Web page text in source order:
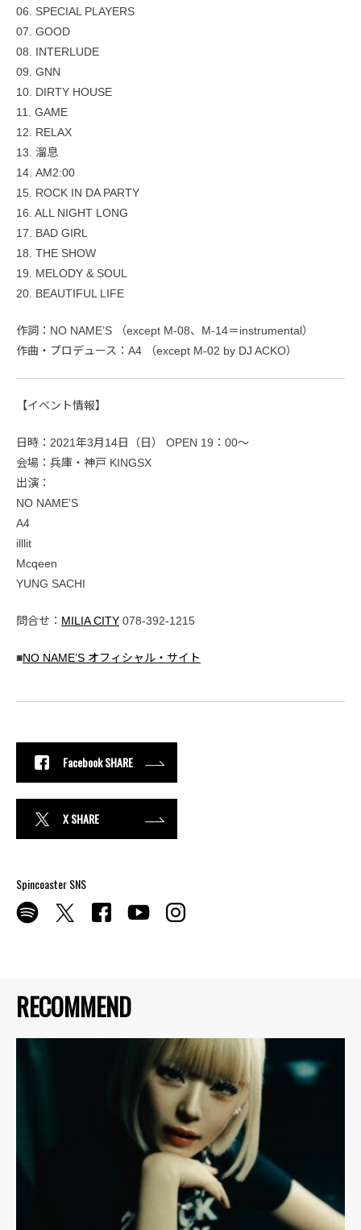
RECOMMEND
06. SPECIAL PLAYERS
07. GOOD
08. INTERLUDE
09. GNN
10. DIRTY HOUSE
11. GAME
12. RELAX
13. 溜息
14. AM2:00
15. ROCK IN DA PARTY
16. ALL NIGHT LONG
17. BAD GIRL
18. THE SHOW
19. MELODY & SOUL
20. BEAUTIFUL LIFE
作詞：NO NAME’S （except M-08、M-14＝instrumental）
作曲・プロデュース：A4 （except M-02 by DJ ACKO）
【イベント情報】
日時：2021年3月14日（日） OPEN 19：00〜
会場：兵庫・神戸 KINGSX
出演：
NO NAME’S
A4
illlit
Mcqeen
YUNG SACHI
問合せ： MILIA CITY 078-392-1215
■NO NAME’S オフィシャル・サイト
Facebook SHARE
X SHARE
Spincoaster SNS